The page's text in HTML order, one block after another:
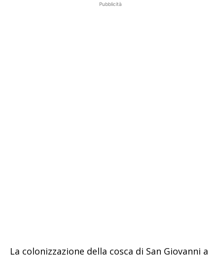
Pubblicità
La colonizzazione della cosca di San Giovanni a